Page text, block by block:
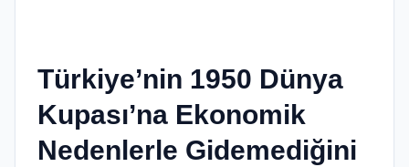
Türkiye’nin 1950 Dünya
Kupası’na Ekonomik
Nedenlerle Gidemediğini